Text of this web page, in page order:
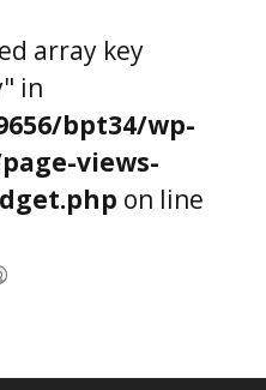
array key
in
bpt34/wp-
views-
on line